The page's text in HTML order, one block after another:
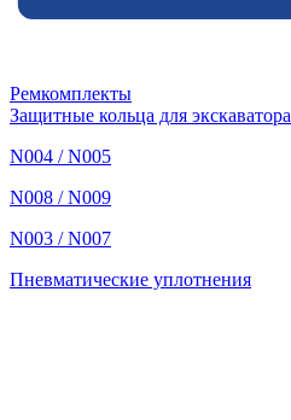
Ремкомплекты
Защитные кольца для экскаватора
N004 / N005
N008 / N009
N003 / N007
Пневматические уплотнения